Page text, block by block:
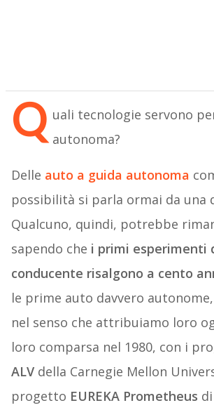
Q uali tecnologie servono
autonoma?
Delle auto a guida autonoma
possibilità si parla ormai da una
Qualcuno, quindi, potrebbe
sapendo che i primi esperimenti
conducente risalgono a cento
le prime auto davvero
nel senso che attribuiamo loro
loro comparsa nel 1980, con i
ALV della Carnegie Mellon
progetto EUREKA Prometheus